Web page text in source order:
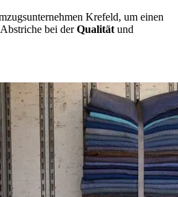
Krefeld, um einen
bei derQualität und